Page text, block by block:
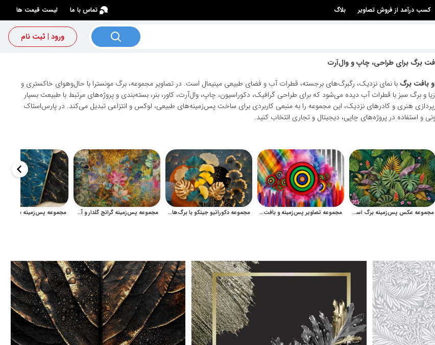
کسب درآمد از فروش تصاویر بلاگ تماس با ما لیست قیمت ها
ورود | ثبت نام
برگ برای طراحی، چاپ و وال‌آرت
بافت برگ با نمای نزدیک، رگبرگ‌های برجسته، قطرات آب و فضای طبیعی مینیمال است. در تصاویر مجموعه، برگ مونسترا با حال‌وهوای خاکستری و
و برگ سبز با قطرات آب دیده می‌شود که برای طراحی گرافیک، دکوراسیون، چاپ، وال‌آرت، کاور، بنر، بسته‌بندی و پروژه‌های مرتبط با طبیعت بسیار
هنری و کادرهای نزدیک، این مجموعه را به منبعی کاربردی برای ساخت پس‌زمینه‌های طبیعی، لوکس و انتزاعی تبدیل می‌کند. در پارس‌استاک
و استفاده در پروژه‌های چاپی، دیجیتال و تجاری انتخاب کنید.
مجموعه عکس پس‌زمینه برگ استوایی سه‌بعدی و پترن نخل مجموعه تصاویر پس‌زمینه و بافت آبرنگی انتزاعی رنگارنگ مجموعه دکوراتیو جینکو با برگ‌های طلایی و ترکیب‌بندی هنری مدرن مجموعه پس‌زمینه گرانج گلدار و آبستره با بافت هنری
×